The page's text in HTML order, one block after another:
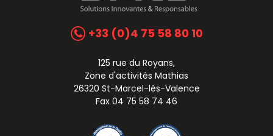
+33 (0)4 75 58 80 10
125 rue du Royans,
Zone d'activités Mathias
26320 St-Marcel-lès-Valence
Fax 04 75 58 74 46